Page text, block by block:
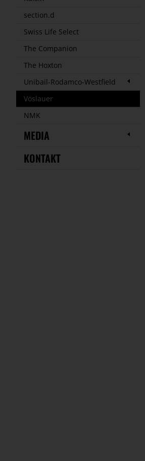
section.d
Swiss Life Select
The Companion
The Hoxton
Unibail-Rodamco-Westfield
Vöslauer
NMK
MEDIA
KONTAKT